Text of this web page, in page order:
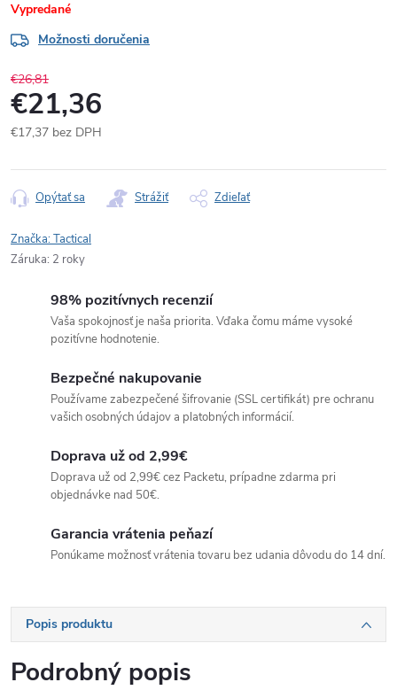
Vypredané
Možnosti doručenia
€26,81
€21,36
€17,37 bez DPH
cena:
Opýtať sa Strážiť Zdieľať
Značka:Tactical
Záruka: 2 roky
98% pozitívnych recenzií
Vaša spokojnosť je naša priorita. Vďaka čomu máme vysoké
pozitívne hodnotenie.
Bezpečné nakupovanie
Používame zabezpečené šifrovanie (SSL certifikát) pre ochranu
vašich osobných údajov a platobných informácií.
Doprava už od 2,99€
Doprava už od 2,99€ cez Packetu, prípadne zdarma pri
objednávke nad 50€.
Garancia vrátenia peňazí
Ponúkame možnosť vrátenia tovaru bez udania dôvodu do 14 dní.
Popis produktu
Podrobný popis